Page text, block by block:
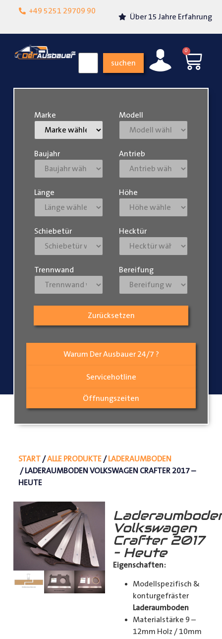
+49 5251 29709 90
Lokalgeschäft in
Über 15 Jahre Erfahrung
suchen
0
Warum Der Ausbauer 24/7 ?
Servicehotline
Öffnungszeiten
Marke Modell
Baujahr Antrieb
Länge Höhe
Schiebetür Hecktür
Trennwand Bereifung
Zurücksetzen
START/ALLE PRODUKTE/LADERAUMBODEN
/ LADERAUMBODEN VOLKSWAGEN CRAFTER 2017 –
HEUTE
Volkswagen
Crafter 2017
– Heute
Eigenschaften:
Modellspezifisch &
konturgefräster
Laderaumboden
Materialstärke 9 –
12mm Holz / 10mm